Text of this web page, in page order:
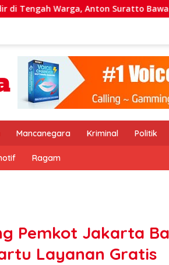
Suratto Bawa Kemudahan Lewat
Mancanegara Kriminal Politik
Ragam
Pemkot Jakarta
Layanan Gratis